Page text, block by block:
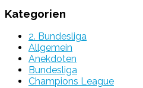
Kategorien
2. Bundesliga
Allgemein
Anekdoten
Bundesliga
Champions League